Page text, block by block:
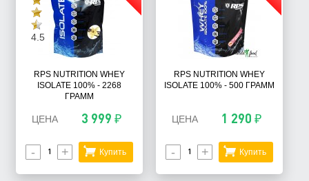
4.5
RPS NUTRITION WHEY
ISOLATE 100% - 2268
ГРАММ
ЦЕНА 3 999 ₽
- + Купить
RPS NUTRITION WHEY
ISOLATE 100% - 500 ГРАММ
ЦЕНА 1 290 ₽
- + Купить